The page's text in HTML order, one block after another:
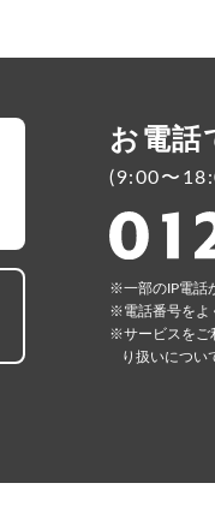
お電話
(9:00〜
⼀部のIP電話
電話番号をよ
サービスをご
り扱いについ